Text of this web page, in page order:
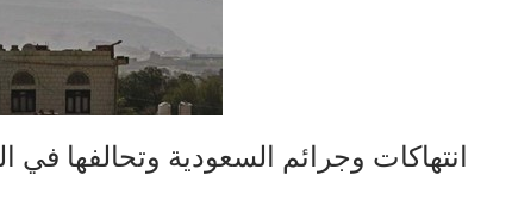
انتهاكات وجرائم السعودية وتحالفها في اليمن